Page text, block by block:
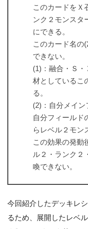
このカードをＸ
ンク２モンスタ
にできる。
このカード名の
できない。
(1)：融合・Ｓ
材としているこ
る。
(2)：自分メイン
自分フィールド
らレベル２モン
この効果の発動
ル２・ランク２
喚できない。
今回紹介したデッキレ
るため、展開したレベ